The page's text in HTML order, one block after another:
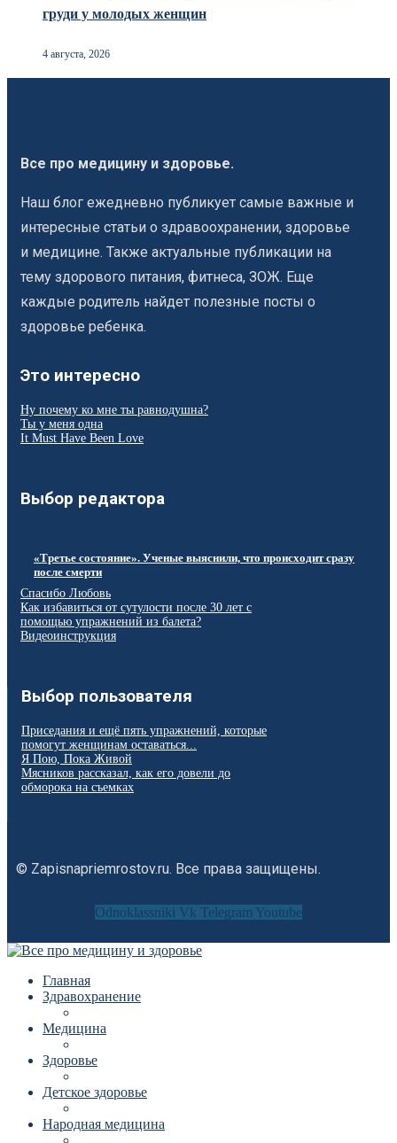
груди у молодых женщин
4 августа, 2026
Все про медицину и здоровье.
Наш блог ежедневно публикует самые важные и
интересные статьи о здравоохранении, здоровье
и медицине. Также актуальные публикации на
тему здорового питания, фитнеса, ЗОЖ. Еще
каждые родитель найдет полезные посты о
здоровье ребенка.
Это интересно
Ну почему ко мне ты равнодушна?
Ты у меня одна
It Must Have Been Love
Выбор редактора
«Третье состояние». Ученые выяснили, что происходит сразу
после смерти
Спасибо Любовь
Как избавиться от сутулости после 30 лет с
помощью упражнений из балета?
Видеоинструкция
Выбор пользователя
Приседания и ещё пять упражнений, которые
помогут женщинам оставаться...
Я Пою, Пока Живой
Мясников рассказал, как его довели до
обморока на съемках
© Zapisnapriemrostov.ru. Все права защищены.
Odnoklassniki Vk Telegram Youtube
Главная
Здравохранение
Медицина
Здоровье
Детское здоровье
Народная медицина